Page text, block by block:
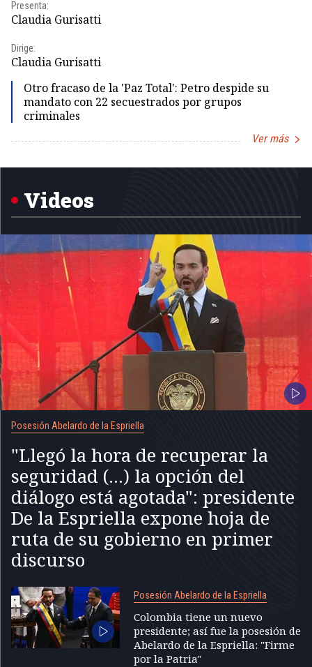
Presenta:
Claudia Gurisatti
Dirige:
Claudia Gurisatti
Otro fracaso de la 'Paz Total': Petro despide su
mandato con 22 secuestrados por grupos
criminales
Ver más
1
Videos
Posesión Abelardo de la Espriella
"Llegó la hora de recuperar la
seguridad (...) la opción del
diálogo está agotada": presidente
De la Espriella expone hoja de
ruta de su gobierno en primer
discurso
Posesión Abelardo de la Espriella
Colombia tiene un nuevo
presidente; así fue la posesión de
Abelardo de la Espriella: "Firme
por la Patria"